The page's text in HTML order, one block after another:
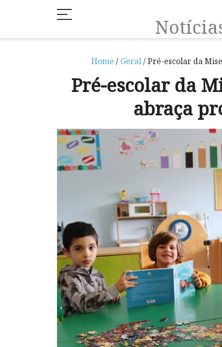
Home / Geral/ Pré-escolar da
Pré-escolar da
abraça